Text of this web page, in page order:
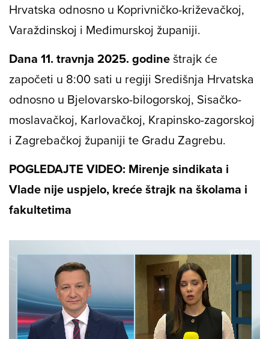
Hrvatska odnosno u Koprivničko-križevačkoj,
Varaždinskoj i Međimurskoj županiji.
Dana 11. travnja 2025. godineštrajk će
započeti u 8:00 sati u regiji Središnja Hrvatska
odnosno u Bjelovarsko-bilogorskoj, Sisačko-
moslavačkoj, Karlovačkoj, Krapinsko-zagorskoj
i Zagrebačkoj županiji te Gradu Zagrebu.
POGLEDAJTE VIDEO: Mirenje sindikata i
Vlade nije uspjelo, kreće štrajk na školama i
fakultetima